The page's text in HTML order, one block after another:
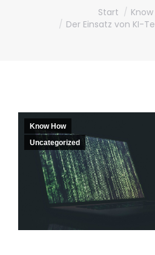
Sie befinden sich hier:
Start
Der Einsatz von KI-
Know How
Uncategorized